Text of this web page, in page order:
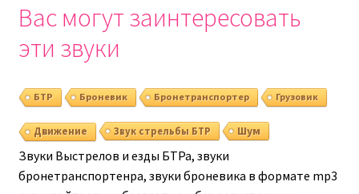
Вас могут заинтересовать
эти звуки
БТР Броневик Бронетранспортер Грузовик
Движение Звук стрельбы БТР Шум
Звуки Выстрелов и езды БТРа, звуки
бронетранспортенра, звуки броневика в формате mp3